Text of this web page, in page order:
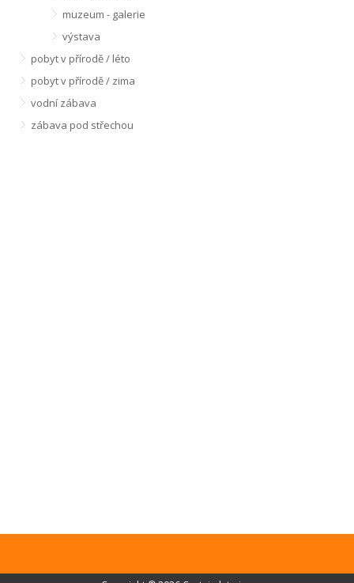
muzeum - galerie
výstava
pobyt v přírodě / léto
pobyt v přírodě / zima
vodní zábava
zábava pod střechou